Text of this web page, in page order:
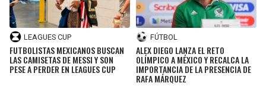
LEAGUES CUP
FUTBOLISTAS MEXICANOS BUSCAN
LAS CAMISETAS DE MESSI Y SON
PESE A PERDER EN LEAGUES CUP
FÚTBOL
ALEX DIEGO LANZA EL RETO
OLÍMPICO A MÉXICO Y RECALCA LA
IMPORTANCIA DE LA PRESENCIA DE
RAFA MÁRQUEZ